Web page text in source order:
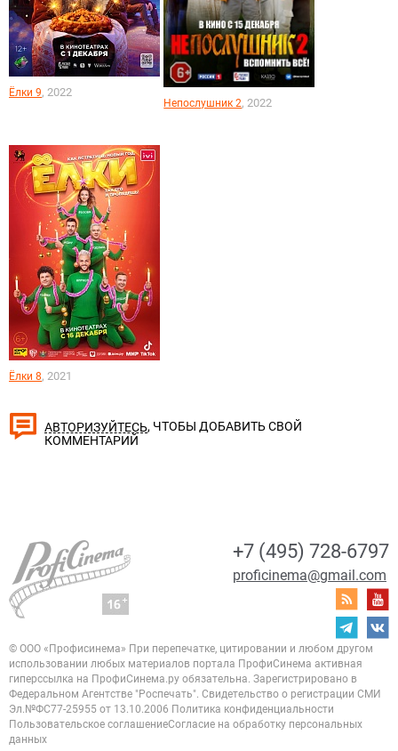
Ёлки 9, 2022
Непослушник 2, 2022
Ёлки 8, 2021
АВТОРИЗУЙТЕСЬ, ЧТОБЫ ДОБАВИТЬ СВОЙ
КОММЕНТАРИЙ
+7 (495) 728-6797
proficinema@gmail.com
© ООО «Профисинема» При перепечатке, цитировании и любом другом
использовании любых материалов портала ПрофиСинема активная
гиперссылка на ПрофиСинема.ру обязательна. Зарегистрировано в
Федеральном Агентстве "Роспечать". Свидетельство о регистрации СМИ
Эл.№ФС77-25955 от 13.10.2006 Политика конфиденциальности
Пользовательское соглашениеСогласие на обработку персональных
данных